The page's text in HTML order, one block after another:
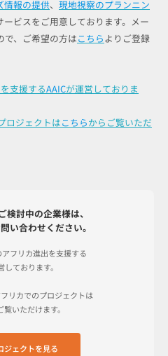
情報の提供、 現地視察のプランニン
ービスをご用意しております。メー
で、ご希望の方はこちらよりご登録
支援するAAICが運営しておりま
ロジェクトはこちらからご覧いただ
検討中の企業様は、
い合わせください。
フリカ進出を支援する
しております。
リカでのプロジェクトは
いただけます。
ジェクトを見る